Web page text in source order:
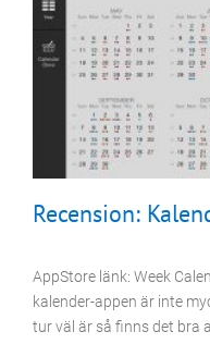
Recension:
AppStore länk: Week
kalender-appen är inte
tur väl är så finns det bra